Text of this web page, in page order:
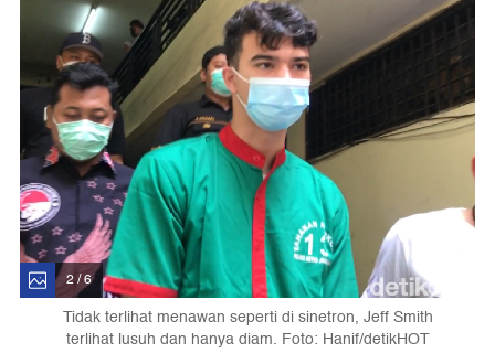
2 / 6
Tidak terlihat menawan seperti di sinetron, Jeff Smith
terlihat lusuh dan hanya diam. Foto: Hanif/detikHOT